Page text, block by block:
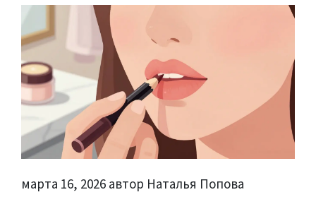
марта 16, 2026 автор Наталья Попова